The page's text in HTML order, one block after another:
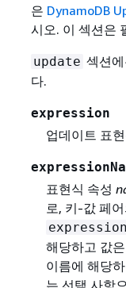
은 DynamoDB
시오. 이 섹션은
update 섹션
다.
expression
업데이트 표
표현식 속성
로, 키-값 페
expression
해당하고 값
이름에 해당